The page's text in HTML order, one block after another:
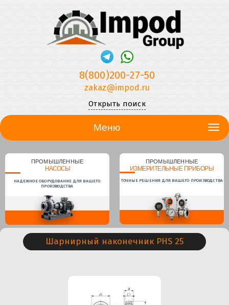
8(800)200-27-50
zakaz@impod.ru
Открыть поиск
Меню
ПРОМЫШЛЕННЫЕ
НАСОСЫ
НАДЕЖНОЕ ОБОРУДОВАНИЕ ДЛЯ ВАШЕГО
ПРОИЗВОДСТВА
ПРОМЫШЛЕННЫЕ
ИЗМЕРИТЕЛЬНЫЕ ПРИБОРЫ
ТОЧНЫЕ РЕШЕНИЯ ДЛЯ ВАШЕГО ПРОИЗВОДСТВА
Шарнирный наконечник PHS 25